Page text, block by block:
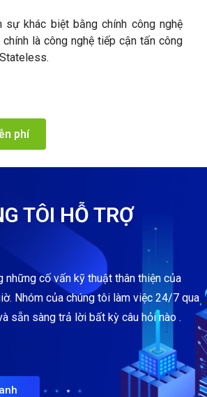
sự khác biệt bằng chính công nghệ
là công nghệ tiếp cận tấn công
phí
TÔI HỖ TRỢ
những cố vấn kỹ thuật thân thiện của
Nhóm của chúng tôi làm việc 24/7 qua
sẵn sàng trả lời bất kỳ câu hỏi nào .